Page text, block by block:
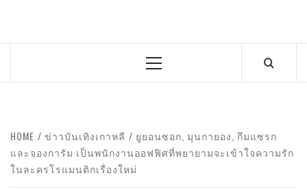
Primary
HOME ข่าวบันเทิงเกาหลี
ยูยอนซอก, มุนกายอง, กึมแซรก
และจองการัม เป็นพนักงานออฟฟิศที่พยายามจะเข้าใจความรัก
ในละครโรแมนติกเรื่องใหม่